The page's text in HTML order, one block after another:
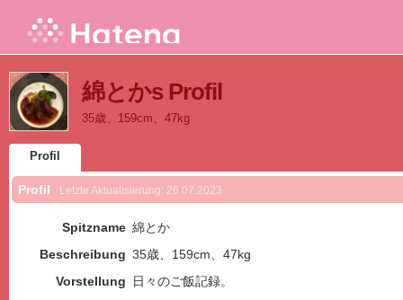
綿とかs Profil
35歳、159cm、47kg
Profil
Profil Letzte Aktualisierung: 26.07.2023
Spitzname 綿とか
Beschreibung 35歳、159cm、47kg
Vorstellung
日々のご飯記録。